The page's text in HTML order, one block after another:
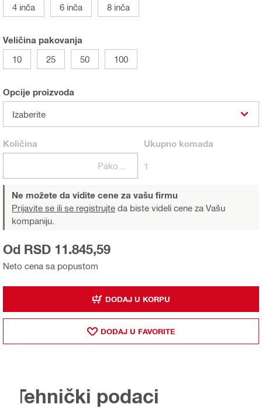
4 inča 6 inča 8 inča
Veličina pakovanja
10
25 50 100
Opcije proizvoda
Izaberite
Količina Ukupnokomada
1
Ne možete da vidite cene za vašu firmu
Prijavite se ili se registrujte da biste videli cene za Vašu
kompaniju.
Neto cena sa popustom
Od RSD 11.845,59
DODAJ U KORPU
DODAJ U FAVORITE
Tehnički podaci